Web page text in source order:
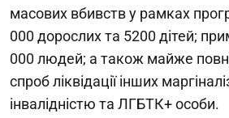
масових вбивств у рамках
000 дорослих та 5200 дітей;
000 людей; а також майже
спроб ліквідації інших
інвалідністю та ЛГБТК+ особи.